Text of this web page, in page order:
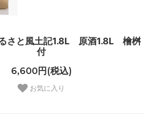
さと風土記1.8L 原酒1.8L 檜桝
付
6,600円(税込)
お気に入り